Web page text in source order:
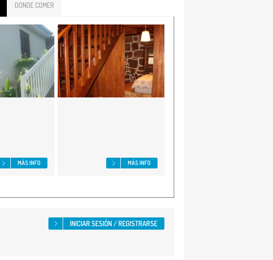
DONDE COMER
MÁS INFO MÁS INFO